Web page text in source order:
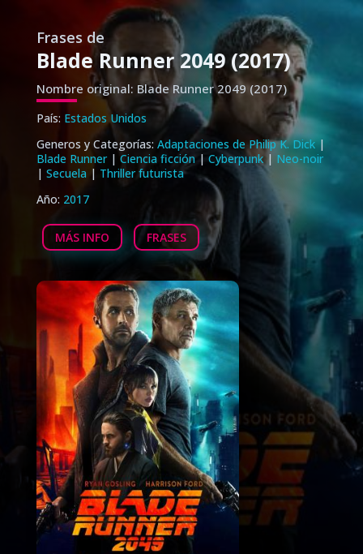
Frases de
Blade Runner 2049 (2017)
Nombre original: Blade Runner 2049 (2017)
País: Estados Unidos
Generos y Categorías: Adaptaciones de Philip K. Dick|
Blade Runner| Ciencia ficción| Cyberpunk| Neo-noir
| Secuela| Thriller futurista
Año: 2017
MÁS INFO FRASES